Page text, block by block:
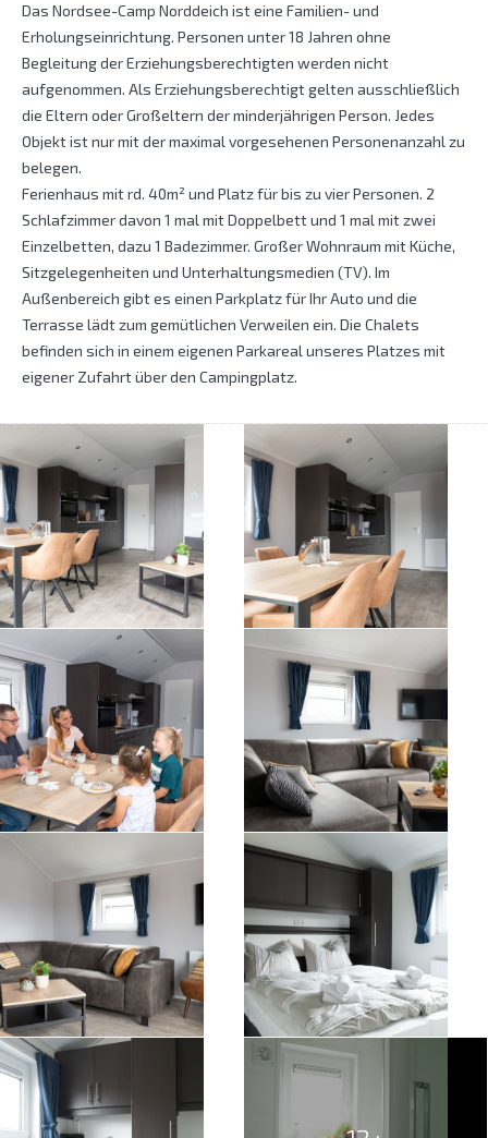
Das Nordsee-Camp Norddeich ist eine Familien- und
Erholungseinrichtung. Personen unter 18 Jahren ohne
Begleitung der Erziehungsberechtigten werden nicht
aufgenommen. Als Erziehungsberechtigt gelten ausschließlich
die Eltern oder Großeltern der minderjährigen Person. Jedes
Objekt ist nur mit der maximal vorgesehenen Personenanzahl zu
belegen.
Ferienhaus mit rd. 40m² und Platz für bis zu vier Personen. 2
Schlafzimmer davon 1 mal mit Doppelbett und 1 mal mit zwei
Einzelbetten, dazu 1 Badezimmer. Großer Wohnraum mit Küche,
Sitzgelegenheiten und Unterhaltungsmedien (TV). Im
Außenbereich gibt es einen Parkplatz für Ihr Auto und die
Terrasse lädt zum gemütlichen Verweilen ein. Die Chalets
befinden sich in einem eigenen Parkareal unseres Platzes mit
eigener Zufahrt über den Campingplatz.